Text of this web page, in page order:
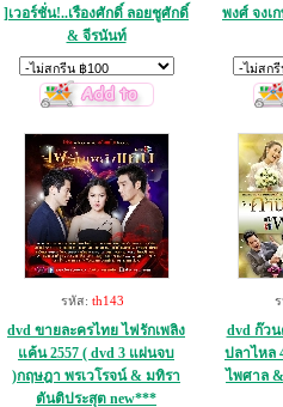
]เวอร์ชั่น!..เรืองศักดิ์ ลอยชูศักดิ์
& จีรนันท์
พงศ์ จงเ
รหัส: th143
dvd ขายละครไทย ไฟรักเพลิง
แค้น 2557 ( dvd 3 แผ่นจบ
)กฤษฎา พรเวโรจน์ & มทิรา
ตันติประสุต new***
dvd ก๊ว
ปลาไหล
ไพศาล